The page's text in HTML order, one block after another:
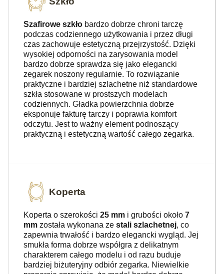
Szafirowe szkło bardzo dobrze chroni tarczę
podczas codziennego użytkowania i przez długi
czas zachowuje estetyczną przejrzystość. Dzięki
wysokiej odporności na zarysowania model
bardzo dobrze sprawdza się jako elegancki
zegarek noszony regularnie. To rozwiązanie
praktyczne i bardziej szlachetne niż standardowe
szkła stosowane w prostszych modelach
codziennych. Gładka powierzchnia dobrze
eksponuje fakturę tarczy i poprawia komfort
odczytu. Jest to ważny element podnoszący
praktyczną i estetyczną wartość całego zegarka.
Koperta
Koperta o szerokości 25 mm i grubości około 7
mm została wykonana ze stali szlachetnej, co
zapewnia trwałość i bardzo elegancki wygląd. Jej
smukła forma dobrze współgra z delikatnym
charakterem całego modelu i od razu buduje
bardziej biżuteryjny odbiór zegarka. Niewielkie